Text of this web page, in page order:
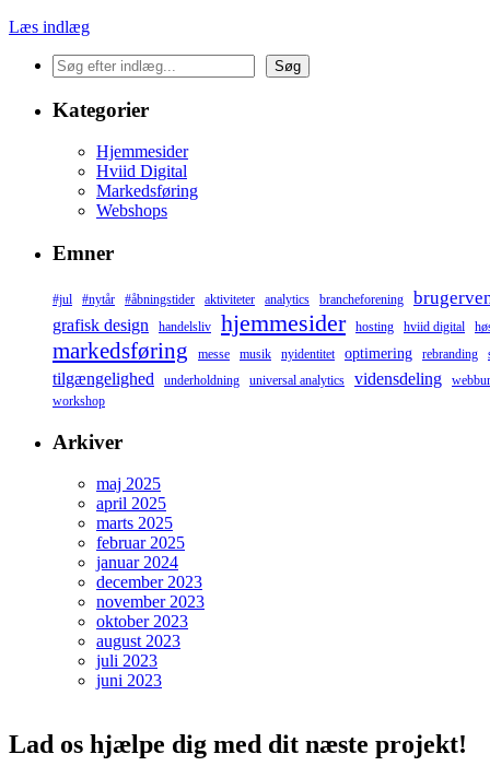
Læs indlæg
Søg
Kategorier
Hjemmesider
Hviid Digital
Markedsføring
Webshops
Emner
#jul #nytår #åbningstider aktiviteter analytics brancheforening
grafisk design handelsliv hjemmesider hosting hviid digital
markedsføring messe musik nyidentitet optimering rebranding
tilgængelighed underholdning universal analytics vidensdeling
workshop
Arkiver
maj 2025
april 2025
marts 2025
februar 2025
januar 2024
december 2023
november 2023
oktober 2023
august 2023
juli 2023
juni 2023
Lad os hjælpe dig med dit næste projekt!